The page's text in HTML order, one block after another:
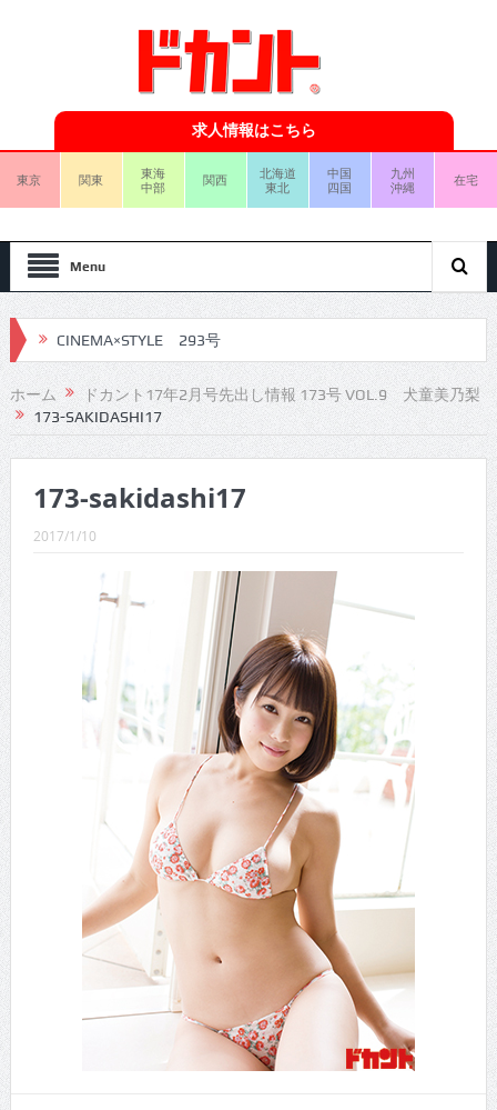
求人情報はこちら
東京 関東
東海
中部
関西
北海道
東北
中国
四国
九州
沖縄
在宅
Menu
CINEMA×STYLE 293号
CINEMA×STYLE 292号
CINEMA×STYLE 291号
CINEMA×STYLE 289号
CINEMA×STYLE 287号
CINEMA×STYLE 286号
CINEMA×STYLE 285号
CINEMA×STYLE 294号
ホーム
ドカント17年2月号先出し情報 173号 VOL.9 犬童美乃梨
173-SAKIDASHI17
173-sakidashi17
2017/1/10